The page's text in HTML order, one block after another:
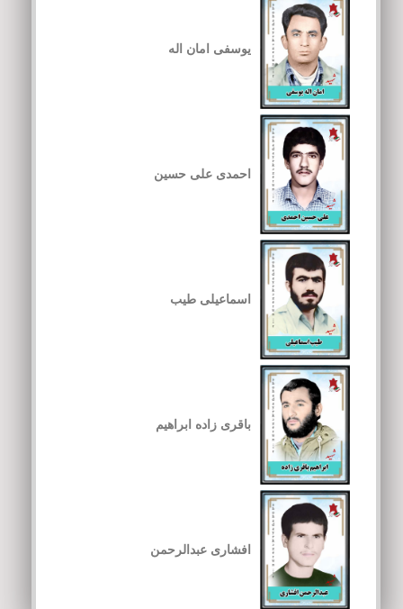
یوسفی امان اله
احمدی علی حسین
اسماعیلی طیب
باقری زاده ابراهیم
افشاری عبدالرحمن